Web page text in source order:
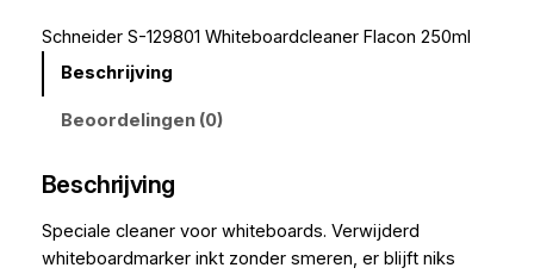
Schneider S-129801 Whiteboardcleaner Flacon 250ml
Beschrijving
Beoordelingen (0)
Beschrijving
Speciale cleaner voor whiteboards. Verwijderd
whiteboardmarker inkt zonder smeren, er blijft niks